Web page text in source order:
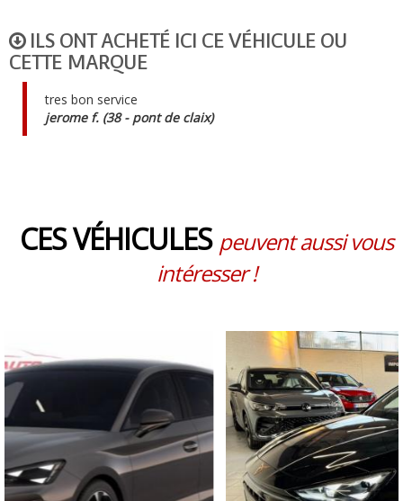
ILS ONT ACHETÉ ICI CE VÉHICULE OU
CETTE MARQUE
tres bon service
jerome f. (38 - pont de claix)
CES VÉHICULES peuvent aussi vous
intéresser !